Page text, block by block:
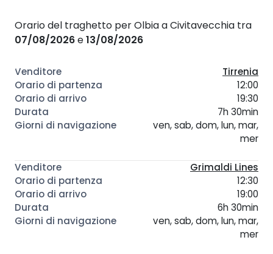
Orario del traghetto per Olbia a Civitavecchia tra
07/08/2026e13/08/2026
Tirrenia
12:00
19:30
7h 30min
ven, sab, dom, lun, mar,
mer
Grimaldi Lines
12:30
19:00
6h 30min
ven, sab, dom, lun, mar,
mer